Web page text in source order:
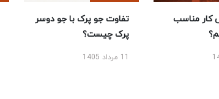
کار مناسب
تفاوت جو پرک با جو دوسر
پرک چیست؟
11 مرداد 1405